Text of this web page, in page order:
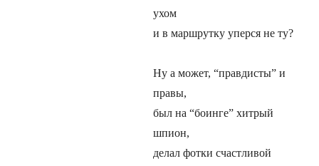
ухом
и в маршрутку уперся не ту?
Ну а может, “правдисты” и
правы,
был на “боинге” хитрый
шпион,
делал фотки счастливой